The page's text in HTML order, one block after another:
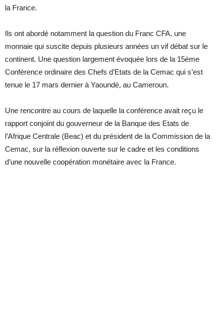
la France.
Ils ont abordé notamment la question du Franc CFA, une
monnaie qui suscite depuis plusieurs années un vif débat sur le
continent. Une question largement évoquée lors de la 15ème
Conférence ordinaire des Chefs d’Etats de la Cemac qui s’est
tenue le 17 mars dernier à Yaoundé, au Cameroun.
Une rencontre au cours de laquelle la conférence avait reçu le
rapport conjoint du gouverneur de la Banque des Etats de
l’Afrique Centrale (Beac) et du président de la Commission de la
Cemac, sur la réflexion ouverte sur le cadre et les conditions
d’une nouvelle coopération monétaire avec la France.